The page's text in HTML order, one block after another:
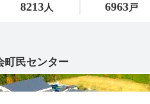
町民センター